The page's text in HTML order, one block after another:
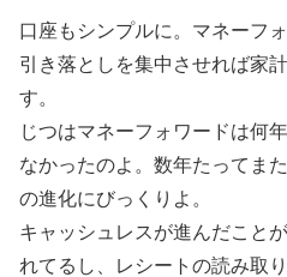
口座もシンプルに。マネーフ
引き落としを集中させれば家
す。
じつはマネーフォワードは何
なかったのよ。数年たってま
の進化にびっくりよ。
キャッシュレスが進んだこと
れてるし、レシートの読み取